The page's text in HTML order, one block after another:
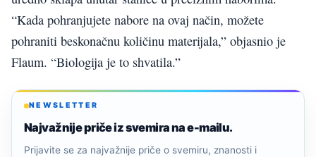
“Kada pohranjujete nabore na ovaj način, možete
pohraniti beskonačnu količinu materijala,” objasnio je
Flaum. “Biologija je to shvatila.”
NEWSLETTER
Najvažnije priče iz svemira na e-mailu.
Prijavite se za najvažnije priče o svemiru, znanosti i